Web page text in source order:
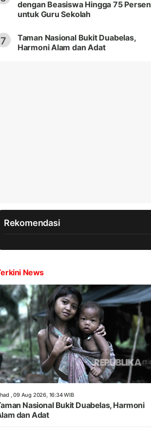
dengan Beasiswa Hingga 75 Persen
untuk Guru Sekolah
7
Taman Nasional Bukit Duabelas,
Harmoni Alam dan Adat
Rekomendasi
News
, 09 Aug 2026, 16:34 WIB
Nasional Bukit Duabelas, Harmoni
dan Adat